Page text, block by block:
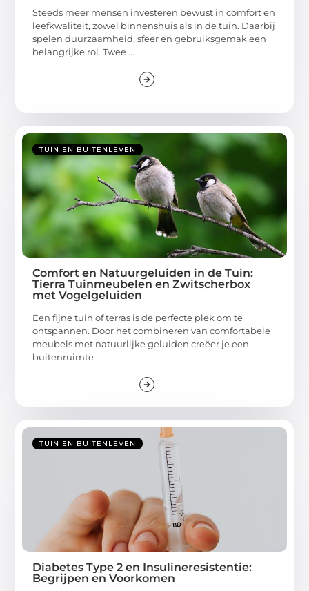
Steeds meer mensen investeren bewust in comfort en
leefkwaliteit, zowel binnenshuis als in de tuin. Daarbij
spelen duurzaamheid, sfeer en gebruiksgemak een
belangrijke rol. Twee ...
TUIN EN BUITENLEVEN
Comfort en Natuurgeluiden in de Tuin:
Tierra Tuinmeubelen en Zwitscherbox
met Vogelgeluiden
Een fijne tuin of terras is de perfecte plek om te
ontspannen. Door het combineren van comfortabele
meubels met natuurlijke geluiden creëer je een
buitenruimte ...
TUIN EN BUITENLEVEN
Diabetes Type 2 en Insulineresistentie:
Begrijpen en Voorkomen